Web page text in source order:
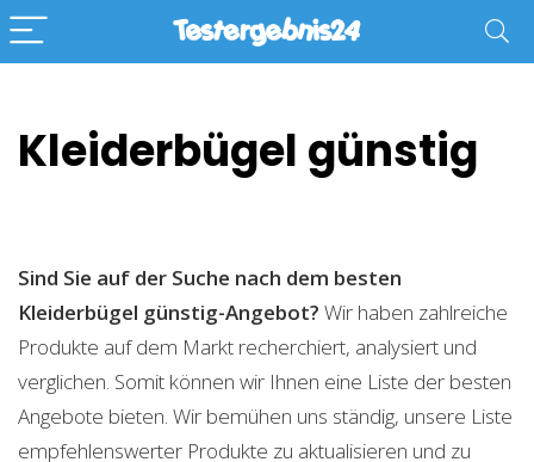
Kleiderbügel günstig
Sind Sie auf der Suche nach dem besten
Kleiderbügel günstig-Angebot? Wir haben zahlreiche
Produkte auf dem Markt recherchiert, analysiert und
verglichen. Somit können wir Ihnen eine Liste der besten
Angebote bieten. Wir bemühen uns ständig, unsere Liste
empfehlenswerter Produkte zu aktualisieren und zu